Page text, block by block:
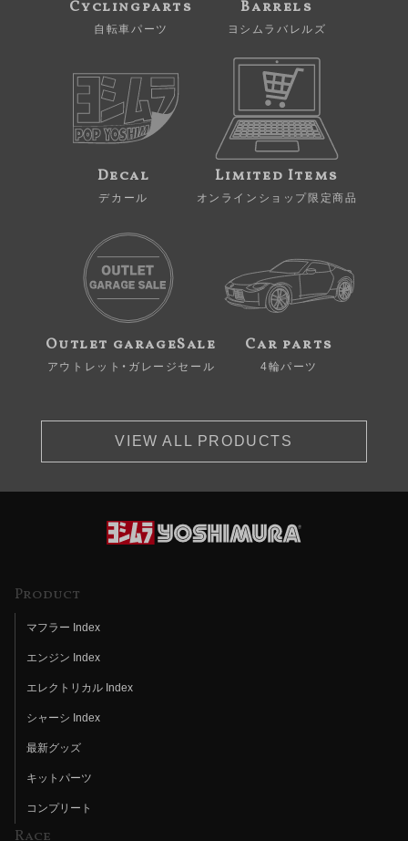
Cyclingparts
自転車パーツ
Barrels
ヨシムラバレルズ
Decal
デカール
Limited Items
オンラインショップ限定商品
Outlet garageSale
アウトレット・ガレージセール
Car parts
4輪パーツ
VIEW ALL PRODUCTS
Product
マフラー Index
エンジン Index
エレクトリカル Index
シャーシ Index
最新グッズ
キットパーツ
コンプリート
Race